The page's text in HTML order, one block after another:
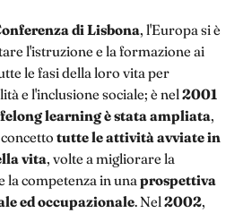
di Lisbona, l'Europa si è
l'istruzione e la formazione ai
le fasi della loro vita per
e l'inclusione sociale; è nel2001
learning è stata ampliata,
tutte le attività avviate in
vita, volte a migliorare la
la competenza in unaprospettiva
ed occupazionale. Nel2002,